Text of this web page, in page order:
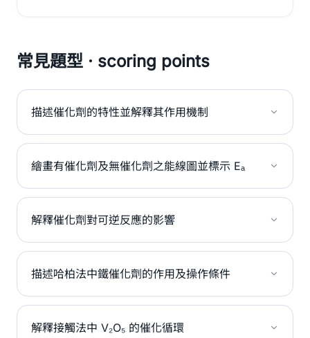
常見題型 · scoring points
描述催化劑的特性並解釋其作用機制
繪畫有催化劑及無催化劑之能線圖並標示 Eₐ
解釋催化劑對可逆反應的影響
描述哈柏法中鐵催化劑的作用及操作條件
解釋接觸法中 V₂O₅ 的催化循環